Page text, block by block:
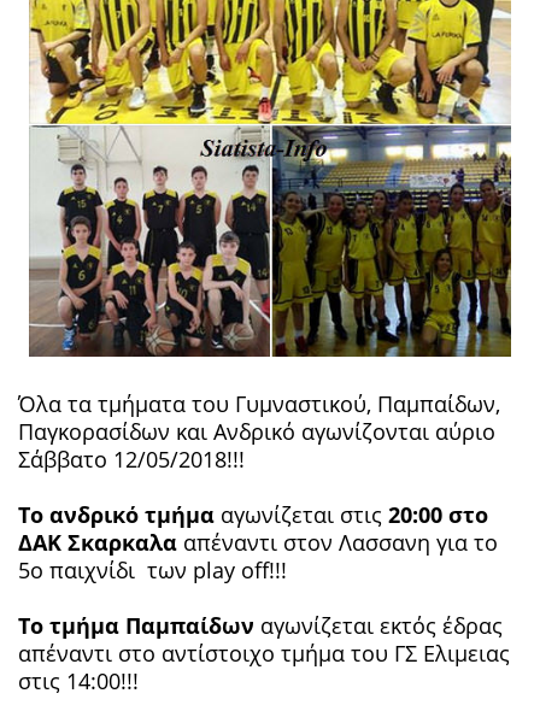
Όλα τα τμήματα του Γυμναστικού, Παμπαίδων,
Παγκορασίδων και Ανδρικό αγωνίζονται αύριο
Σάββατο 12/05/2018!!!
Το ανδρικό τμήμα αγωνίζεται στις 20:00 στο
ΔΑΚ Σκαρκαλα απέναντι στον Λασσανη για το
5ο παιχνίδι των play off!!!
Το τμήμα Παμπαίδων αγωνίζεται εκτός έδρας
απέναντι στο αντίστοιχο τμήμα του ΓΣ Ελιμειας
στις 14:00!!!